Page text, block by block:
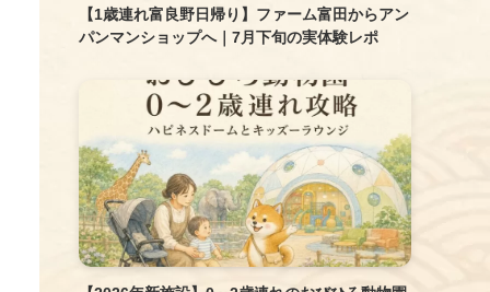
【1歳連れ富良野日帰り】ファーム富田からアン
パンマンショップへ｜7月下旬の実体験レポ